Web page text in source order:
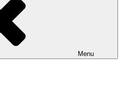
Menu